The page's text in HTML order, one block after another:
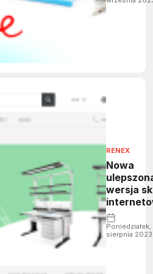
maty ESD
RENEX
Nowa
wersja
Grupy
Poniedziałek,
sierpnia 2023